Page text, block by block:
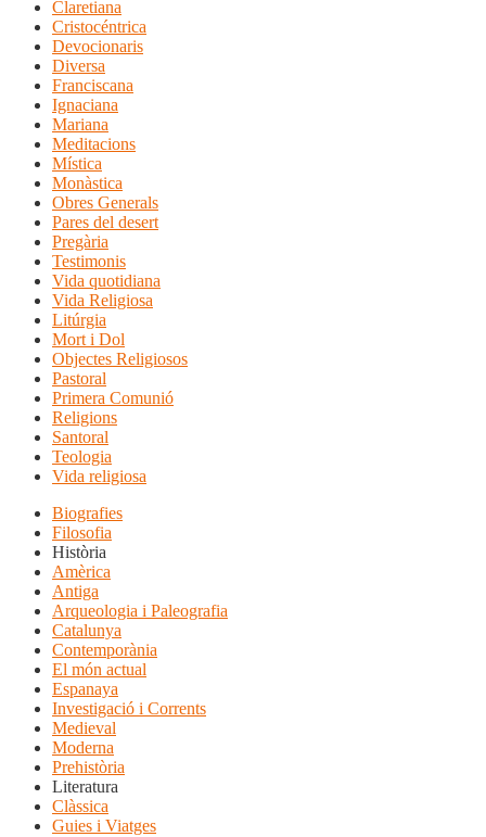
Claretiana
Cristocéntrica
Devocionaris
Diversa
Franciscana
Ignaciana
Mariana
Meditacions
Mística
Monàstica
Obres Generals
Pares del desert
Pregària
Testimonis
Vida quotidiana
Vida Religiosa
Litúrgia
Mort i Dol
Objectes Religiosos
Pastoral
Primera Comunió
Religions
Santoral
Teologia
Vida religiosa
Biografies
Filosofia
Història
Amèrica
Antiga
Arqueologia i Paleografia
Catalunya
Contemporània
El món actual
Espanaya
Investigació i Corrents
Medieval
Moderna
Prehistòria
Literatura
Clàssica
Guies i Viatges